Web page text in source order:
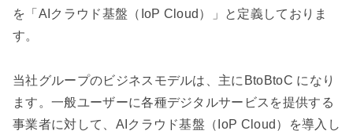
を「AIクラウド基盤（IoP Cloud）」と定義しておりま
す。
当社グループのビジネスモデルは、主にBtoBtoC になり
ます。一般ユーザーに各種デジタルサービスを提供する
事業者に対して、AIクラウド基盤（IoP Cloud）を導入し